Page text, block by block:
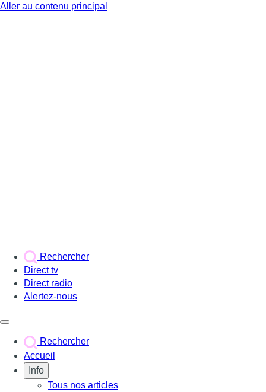
Aller au contenu principal
Rechercher
Direct tv
Direct radio
Alertez-nous
Rechercher
Accueil
Info
Tous nos articles